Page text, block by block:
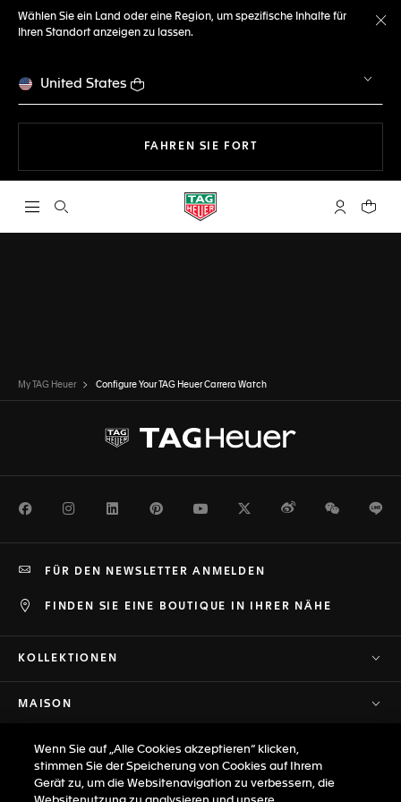
Wählen Sie ein Land oder eine Region, um spezifische Inhalte für
Ihren Standort anzeigen zu lassen.
United States
FAHREN SIE FORTMIT DER NAVIGATION
Suche öffnen My TAG
Ihr
My TAG Heuer Configure Your TAG Heuer Carrera Watch
FacebookInstagramLinkedInPinterestYoutubeTwitterWeiboWeChat
FINDEN SIE EINE BOUTIQUE IN IHRER NÄHE
FÜR DEN NEWSLETTER ANMELDEN
KOLLEKTIONEN
MAISON
SUPPORT
DATENSCHUTZ & BESTIMMUNGEN
Wenn Sie auf „Alle Cookies akzeptieren“ klicken,
stimmen Sie der Speicherung von Cookies auf Ihrem
Gerät zu, um die Websitenavigation zu verbessern, die